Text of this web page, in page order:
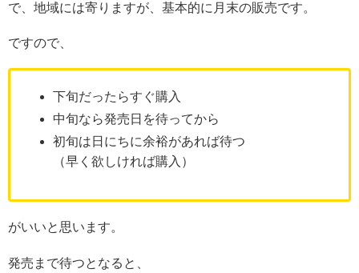
で、地域には寄りますが、基本的に月末の販売です。
ですので、
下旬だったらすぐ購入
中旬なら発売日を待ってから
初旬は日にちに余裕があれば待つ
（早く欲しければ購入）
がいいと思います。
発売まで待つとなると、